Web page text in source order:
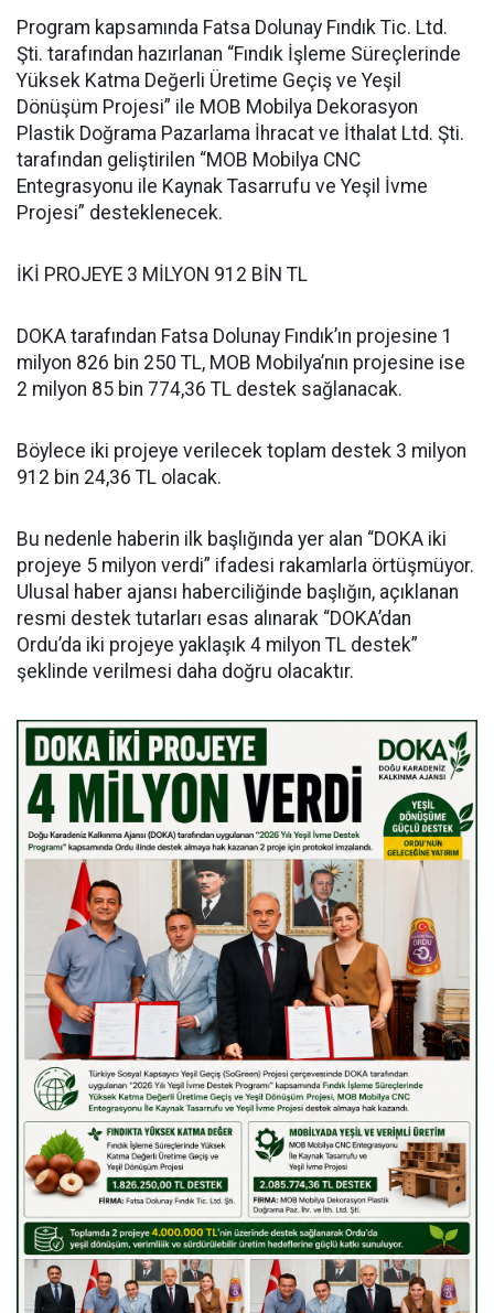
Program kapsamında Fatsa Dolunay Fındık Tic. Ltd.
Şti. tarafından hazırlanan “Fındık İşleme Süreçlerinde
Yüksek Katma Değerli Üretime Geçiş ve Yeşil
Dönüşüm Projesi” ile MOB Mobilya Dekorasyon
Plastik Doğrama Pazarlama İhracat ve İthalat Ltd. Şti.
tarafından geliştirilen “MOB Mobilya CNC
Entegrasyonu ile Kaynak Tasarrufu ve Yeşil İvme
Projesi” desteklenecek.
İKİ PROJEYE 3 MİLYON 912 BİN TL
DOKA tarafından Fatsa Dolunay Fındık’ın projesine 1
milyon 826 bin 250 TL, MOB Mobilya’nın projesine ise
2 milyon 85 bin 774,36 TL destek sağlanacak.
Böylece iki projeye verilecek toplam destek 3 milyon
912 bin 24,36 TL olacak.
Bu nedenle haberin ilk başlığında yer alan “DOKA iki
projeye 5 milyon verdi” ifadesi rakamlarla örtüşmüyor.
Ulusal haber ajansı haberciliğinde başlığın, açıklanan
resmi destek tutarları esas alınarak “DOKA’dan
Ordu’da iki projeye yaklaşık 4 milyon TL destek”
şeklinde verilmesi daha doğru olacaktır.